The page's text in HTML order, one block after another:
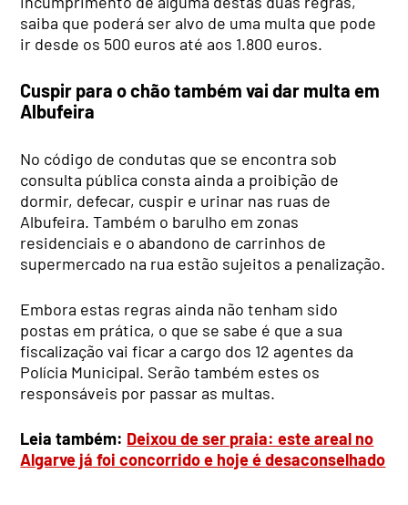
saiba que poderá ser alvo de uma multa que pode
ir desde os 500 euros até aos 1.800 euros.
Cuspir para o chão também vai dar multa em
Albufeira
No código de condutas que se encontra sob
consulta pública consta ainda a proibição de
dormir, defecar, cuspir e urinar nas ruas de
Albufeira. Também o barulho em zonas
residenciais e o abandono de carrinhos de
supermercado na rua estão sujeitos a penalização.
Embora estas regras ainda não tenham sido
postas em prática, o que se sabe é que a sua
fiscalização vai ficar a cargo dos 12 agentes da
Polícia Municipal. Serão também estes os
responsáveis por passar as multas.
Leia também: Deixou de ser praia: este areal no
Algarve já foi concorrido e hoje é desaconselhado